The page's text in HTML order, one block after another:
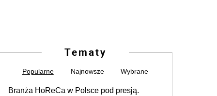
Tematy
Popularne Najnowsze Wybrane
Branża HoReCa w Polsce pod presją.